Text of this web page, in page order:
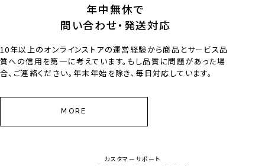
年中無休で
問い合わせ・発送対応
10年以上のオンラインストアの運営経験から商品とサービス品
質への信用を第一に考えています。もし品質に問題があった場
合、ご連絡ください。年末年始を除き、毎日対応しています。
MORE
カスタマーサポート